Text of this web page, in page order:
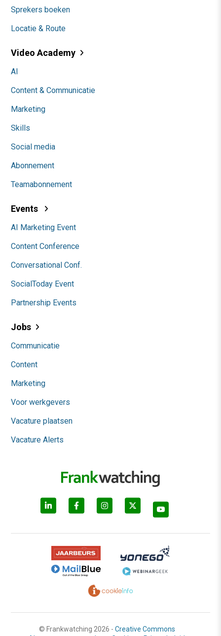
Sprekers boeken
Locatie & Route
Video Academy
AI
Content & Communicatie
Marketing
Skills
Social media
Abonnement
Teamabonnement
Events
AI Marketing Event
Content Conference
Conversational Conf.
SocialToday Event
Partnership Events
Jobs
Communicatie
Content
Marketing
Voor werkgevers
Vacature plaatsen
Vacature Alerts
© Frankwatching 2026 - Creative Commons